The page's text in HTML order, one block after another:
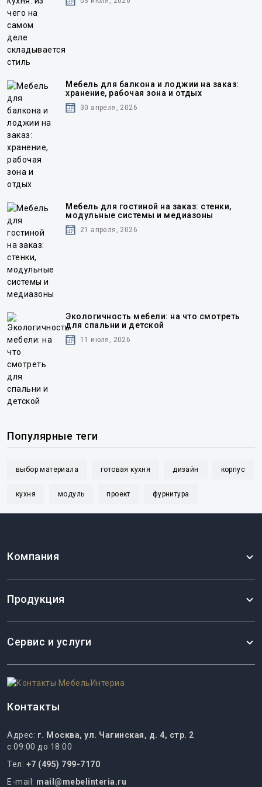
Мебель для балкона и лоджии на заказ:
хранение, рабочая зона и отдых
30 апреля, 2026
Мебель для гостиной на заказ: стенки,
модульные системы и медиазоны
21 апреля, 2026
Экологичность мебели: на что смотреть
для спальни и детской
11 июля, 2026
Популярные теги
выбор материала готовая кухня дизайн корпус
кухня модуль проект фурнитура
Компания
Продукция
Сервис и услуги
Контакты
Адрес: г. Москва, ул. Чагинская, д. 4, стр. 2
с 09:00 до 18:00
Тел: +7 (495) 799-7170
E-mail: mail@mebelinteria.ru